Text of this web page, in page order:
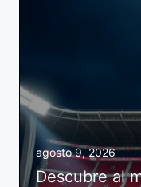
agosto 9, 2026
Descubre al